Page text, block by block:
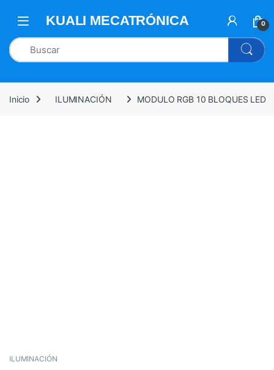
0
Inicio ILUMINACIÓN MODULO RGB 10 BLOQUES LED
ILUMINACIÓN